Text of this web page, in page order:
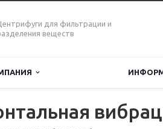
для фильтрации и
веществ